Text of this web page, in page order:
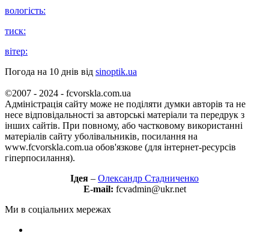
вологість:
тиск:
вітер:
Погода на 10 днів від sinoptik.ua
©2007 - 2024 - fcvorskla.com.ua
Адміністрація сайту може не поділяти думки авторів та не
несе відповідальності за авторські матеріали та передрук з
інших сайтів. При повному, або частковому використанні
матеріалів сайту уболівальників, посилання на
www.fcvorskla.com.ua обов'язкове (для інтернет-ресурсів
гіперпосилання).
Ідея – Олександр Стадниченко
E-mail: fcvadmin@ukr.net
Ми в соціальних мережах